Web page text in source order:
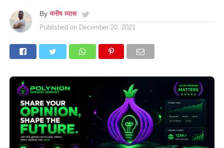
By मनीष व्यास
Published on December 20, 2021